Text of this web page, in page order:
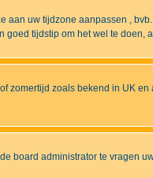
uw tijdzone aanpassen ,
tijdstip om het wel te doen,
zomertijd zoals bekend in UK
board administrator te vragen